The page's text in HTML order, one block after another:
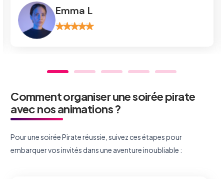
Comment organiser une soirée pirate
avec nos animations ?
Pour une soirée Pirate réussie, suivez ces étapes pour
embarquer vos invités dans une aventure inoubliable :